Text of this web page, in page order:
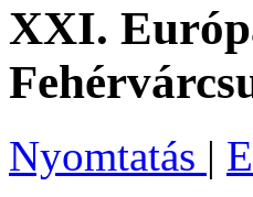
XXI.
Nyomtatás |